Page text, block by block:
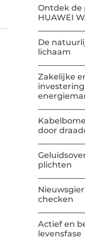
Ontdek de
HUAWEI
De
lichaam
Zakelijke
door
plichten
checken
Actief en
levensfase